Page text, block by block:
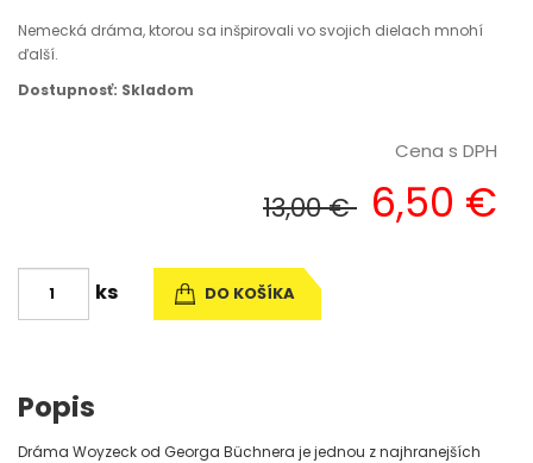
Nemecká dráma, ktorou sa inšpirovali vo svojich dielach mnohí
ďalší.
Dostupnosť: Skladom
Cena s DPH
13,00 € 6,50 €
ks DO KOŠÍKA
Popis
Dráma Woyzeck od Georga Büchnera je jednou z najhranejších